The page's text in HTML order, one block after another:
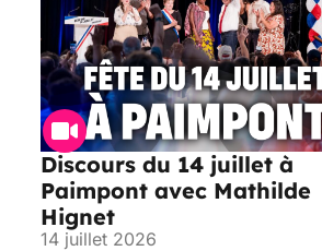
Discours du 14 juillet à
Paimpont avec Mathilde
Hignet
14 juillet 2026